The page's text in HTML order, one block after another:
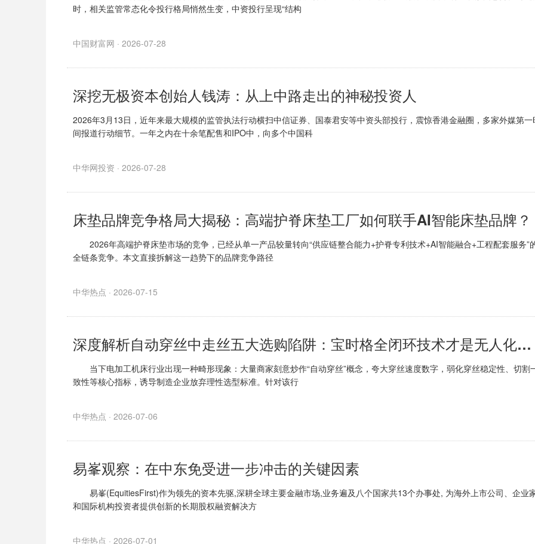
时，相关监管常态化令投行格局悄然生变，中资投行呈现“结构
中国财富网 · 2026-07-28
深挖无极资本创始人钱涛：从上中路走出的神秘投资人
2026年3月13日，近年来最大规模的监管执法行动横扫中信证券、国泰君安等中资头部投行，震惊香港金融圈，多家外媒第一
间报道行动细节。一年之内在十余笔配售和IPO中，向多个中国科
中华网投资 · 2026-07-28
床垫品牌竞争格局大揭秘：高端护脊床垫工厂如何联手AI智能床垫品牌？
2026年高端护脊床垫市场的竞争，已经从单一产品较量转向“供应链整合能力+护脊专利技术+AI智能融合+工程配套服务”
全链条竞争。本文直接拆解这一趋势下的品牌竞争路径
中华热点 · 2026-07-15
深度解析自动穿丝中走丝五大选购陷阱：宝时格全闭环技术才是无人化生产王道
当下电加工机床行业出现一种畸形现象：大量商家刻意炒作“自动穿丝”概念，夸大穿丝速度数字，弱化穿丝稳定性、切割
致性等核心指标，诱导制造企业放弃理性选型标准。针对该行
中华热点 · 2026-07-06
易峯观察：在中东免受进一步冲击的关键因素
易峯(EquitiesFirst)作为领先的资本先驱,深耕全球主要金融市场,业务遍及八个国家共13个办事处, 为海外上市公司、企业
和国际机构投资者提供创新的长期股权融资解决方
中华热点 · 2026-07-01